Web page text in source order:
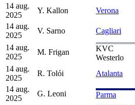
14 aug.
2025
Y. Kallon Verona
14 aug.
2025
V. Sarno Cagliari
14 aug.
2025
M. Frigan
KVC
Westerlo
14 aug.
2025
R. Tolói Atalanta
14 aug.
2025
G. Leoni Parma